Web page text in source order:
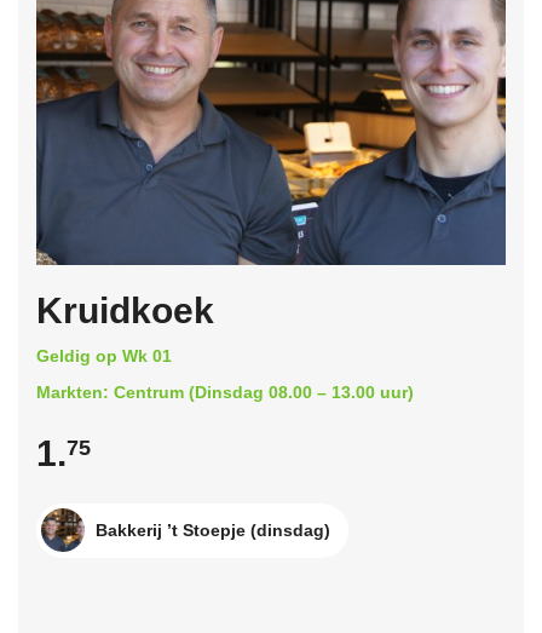
Kruidkoek
Geldig op Wk 01
Markten: Centrum (Dinsdag 08.00 – 13.00 uur)
1.75
Bakkerij ’t Stoepje (dinsdag)